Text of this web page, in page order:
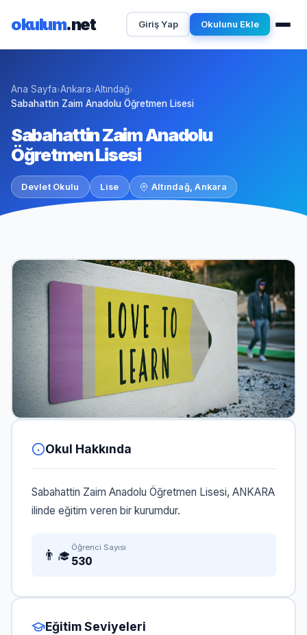
okulum.net Giriş Yap Okulunu Ekle
Ana Sayfa›Ankara›Altındağ›
Sabahattin Zaim Anadolu Öğretmen Lisesi
Sabahattin Zaim Anadolu
Öğretmen Lisesi
Devlet Okulu Lise Altındağ, Ankara
Okul Hakkında
Sabahattin Zaim Anadolu Öğretmen Lisesi, ANKARA
ilinde eğitim veren bir kurumdur.
👨‍🎓 Öğrenci Sayısı
530
Eğitim Seviyeleri